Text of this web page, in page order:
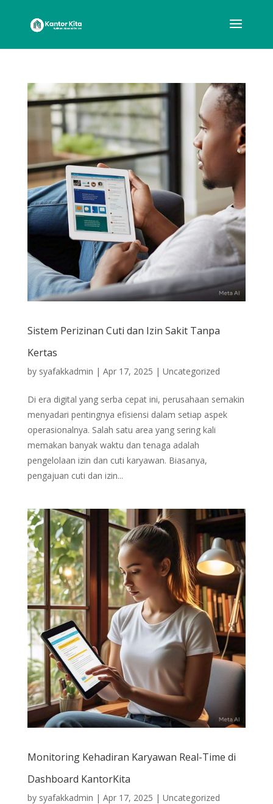
Sistem Perizinan Cuti dan Izin Sakit Tanpa
Kertas
by syafakkadmin | Apr 17, 2025 | Uncategorized
Di era digital yang serba cepat ini, perusahaan semakin
menyadari pentingnya efisiensi dalam setiap aspek
operasionalnya. Salah satu area yang sering kali
memakan banyak waktu dan tenaga adalah
pengelolaan izin dan cuti karyawan. Biasanya,
pengajuan cuti dan izin...
Monitoring Kehadiran Karyawan Real-Time di
Dashboard KantorKita
by syafakkadmin | Apr 17, 2025 | Uncategorized